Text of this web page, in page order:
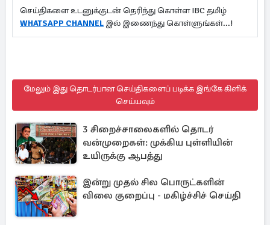
செய்திகளை உடனுக்குடன் தெரிந்து கொள்ள IBC தமிழ்
WHATSAPP CHANNEL இல் இணைந்து கொள்ளுங்கள்...!
மேலும் இது தொடர்பான செய்திகளைப் படிக்க இங்கே கிளிக்
செய்யவும்
3 சிறைச்சாலைகளில் தொடர்
வன்முறைகள்: முக்கிய புள்ளியின்
உயிருக்கு ஆபத்து
இன்று முதல் சில பொருட்களின்
விலை குறைப்பு - மகிழ்ச்சிச் செய்தி